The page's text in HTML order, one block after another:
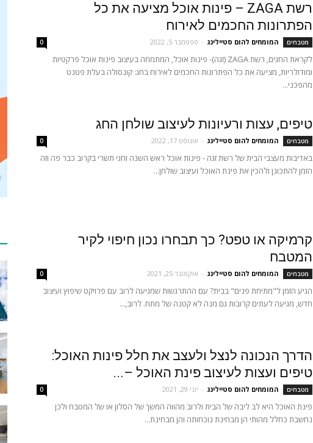
רשת ZAGA – פינות אוכל מציעה את כל
הפתרונות החכמים לאירוח
מטבחים המומחים להום סטיילינג - ספטמבר 5, 2022 0
לקראת החגים, רשת ZAGA (זגה)- פינות אוכל, המתמחה בעיצוב פינות אוכל פרקטיות
ומודולריות, מציעה את כל הפתרונות החכמים לאירוח בחג: קונסולה בעלת פטנט
מהפכני...
טיפים, עצות ורעיונות לעיצוב שולחן החג
מטבחים המומחים להום סטיילינג - אוגוסט 17, 2022 0
באדיבות מעצבי הבית של רשת זגה - פינות אוכל ראש השנה וחגי תשרי בקרוב כבר פה וזה
הזמן להתכונן ולהכין את פינת האוכל ועיצוב שולחן...
קרמיקה או טפט? כך תבחרו נכון חיפוי לקיר
המטבח
מטבחים המומחים להום סטיילינג - אוקטובר 25, 2021 0
הגיע הזמן ל"מתיחת פנים" בבית? עם ההתרגשות שמגיעה לרוב עם פרויקט שיפוץ ועיצוב
חדש, מגיעה לעתים קרובות גם מנה לא קטנה של מתח. לרוב,...
הדרך הנכונה לנצל ולעצב את חלל פינות האוכל:
טיפים ועצות לעיצוב פינת האוכל –...
מטבחים המומחים להום סטיילינג - יוני 29, 2021 0
פינת האוכל היא לב ליבה של הבית ולרוב מהווה המשך של הסלון או של המטבח ולכן
נחשבת כחלל מהותי הן מבחינת נוכחותה והן מבחינת...